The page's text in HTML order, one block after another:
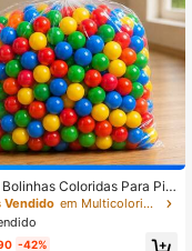
Coloridas Para Pis
de Bolinhas Bolas Sortid
76mm
Vendido
em Multicolorido Brinquedos de piscina para crianç
-42%